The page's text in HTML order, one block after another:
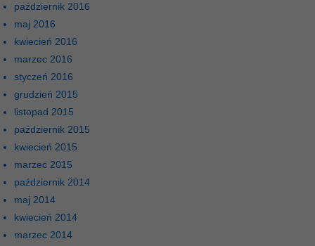
październik 2016
maj 2016
kwiecień 2016
marzec 2016
styczeń 2016
grudzień 2015
listopad 2015
październik 2015
kwiecień 2015
marzec 2015
październik 2014
maj 2014
kwiecień 2014
marzec 2014